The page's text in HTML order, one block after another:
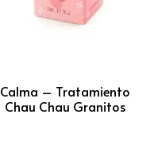
Calma – Tratamiento
Chau Chau Granitos